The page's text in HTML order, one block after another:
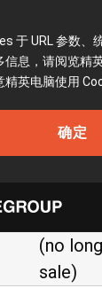
于 URL 参数、
信息，请阅览精
精英电脑使用
确定
(no
sale)